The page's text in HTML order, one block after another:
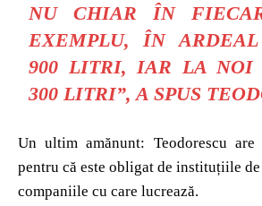
NU CHIAR ÎN
EXEMPLU, ÎN
900 LITRI, IAR LA NOI
300 LITRI”, A SPUS
Un ultim amănunt: Teodorescu are
pentru că este obligat de instituțiile
companiile cu care lucrează.